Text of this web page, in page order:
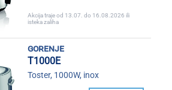
Akcija traje od 13.07. do 16.08.2026 ili
isteka zaliha
gorenje
T1000E
Toster, 1000W, inox